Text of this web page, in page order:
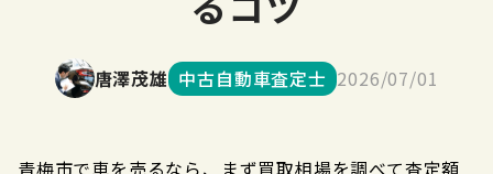
唐澤茂雄 中古自動車査定士 2026/07/01